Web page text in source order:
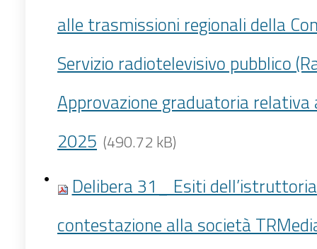
alle trasmissioni regionali della
Servizio radiotelevisivo pubblico
Approvazione graduatoria
2025 (490.72 kB)
Delibera 31_ Esiti
contestazione alla società